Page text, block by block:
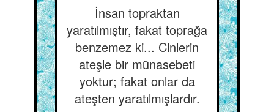
İnsan topraktan
yaratılmıştır, fakat toprağa
benzemez ki... Cinlerin
ateşle bir münasebeti
yoktur; fakat onlar da
ateşten yaratılmışlardır.